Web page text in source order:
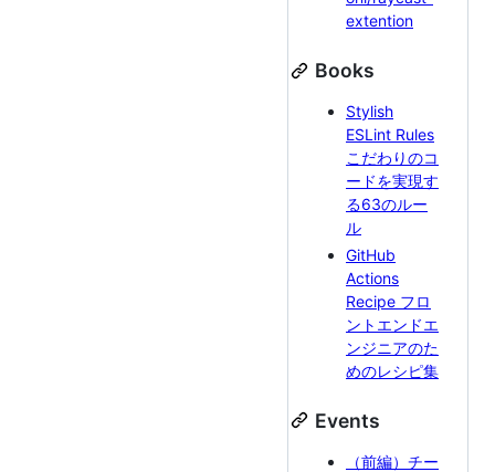
extention
Books
Stylish
ESLint Rules
こだわりのコ
ードを実現す
る63のルー
ル
GitHub
Actions
Recipe フロ
ントエンドエ
ンジニアのた
めのレシピ集
Events
（前編）チー